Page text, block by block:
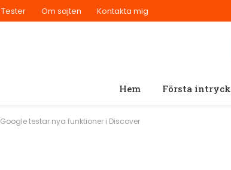
Tester Om sajten Kontakta mig
Hem Första intryck
Google testar nya funktioner i Discover